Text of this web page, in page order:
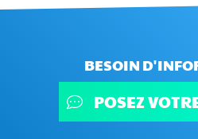
BESOIN
POSEZ